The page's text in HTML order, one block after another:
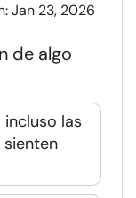
Jan 23, 2026
de algo
las